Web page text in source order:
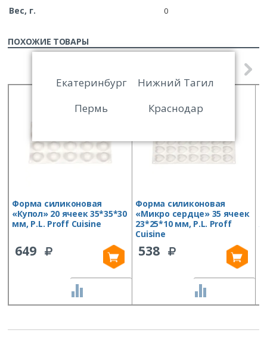
Вес, г. 0
ПОХОЖИЕ ТОВАРЫ
Форма силиконовая
«Купол» 20 ячеек 35*35*30
мм, P.L. Proff Cuisine
649
Форма силиконовая
«Микро сердце» 35 ячеек
23*25*10 мм, P.L. Proff
Cuisine
538
Екатеринбург
Нижний Тагил
Пермь
Краснодар